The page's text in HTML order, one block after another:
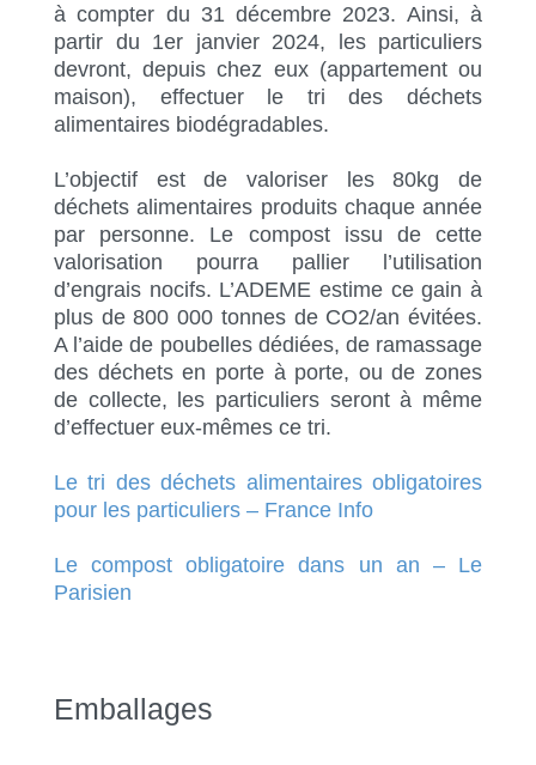
à compter du 31 décembre 2023. Ainsi, à
partir du 1er janvier 2024, les particuliers
devront, depuis chez eux (appartement ou
maison), effectuer le tri des déchets
alimentaires biodégradables.
L’objectif est de valoriser les 80kg de
déchets alimentaires produits chaque année
par personne. Le compost issu de cette
valorisation pourra pallier l’utilisation
d’engrais nocifs. L’ADEME estime ce gain à
plus de 800 000 tonnes de CO2/an évitées.
A l’aide de poubelles dédiées, de ramassage
des déchets en porte à porte, ou de zones
de collecte, les particuliers seront à même
d’effectuer eux-mêmes ce tri.
Le tri des déchets alimentaires obligatoires
pour les particuliers – France Info
Le compost obligatoire dans un an – Le
Parisien
Emballages